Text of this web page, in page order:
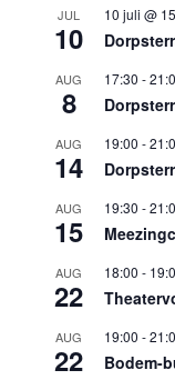
JUL
10
10 juli @
AUG
8
17:30 -
AUG
14
19:00 -
AUG
15
19:30 -
AUG
22
18:00 -
AUG
22
19:00 -
Bodem-